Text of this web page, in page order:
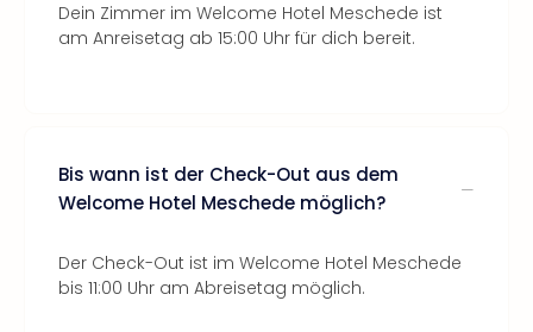
Dein Zimmer im Welcome Hotel Meschede ist
am Anreisetag ab 15:00 Uhr für dich bereit.
Bis wann ist der Check-Out aus dem
Welcome Hotel Meschede möglich?
Der Check-Out ist im Welcome Hotel Meschede
bis 11:00 Uhr am Abreisetag möglich.